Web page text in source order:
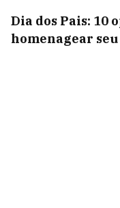
Dia dos Pais: 10
homenagear